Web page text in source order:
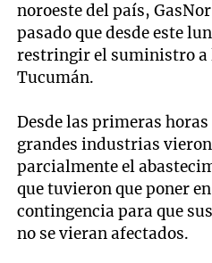
noroeste del país,
pasado que desde este
restringir el suministro a
Tucumán.
Desde las primeras
grandes industrias
parcialmente el
que tuvieron que poner
contingencia para que
no se vieran afectados.